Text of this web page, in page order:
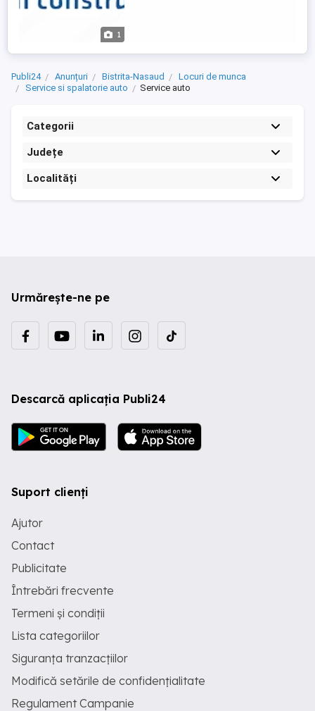
1
Publi24 Anunțuri Bistrita-Nasaud
Locuri de munca
Service si spalatorie auto
Service auto
Categorii
Județe
Localități
Urmărește-ne pe
Descarcă aplicația Publi24
Suport clienți
Ajutor
Contact
Publicitate
Întrebări frecvente
Termeni și condiții
Lista categoriilor
Siguranța tranzacțiilor
Modifică setările de confidențialitate
Regulament Campanie